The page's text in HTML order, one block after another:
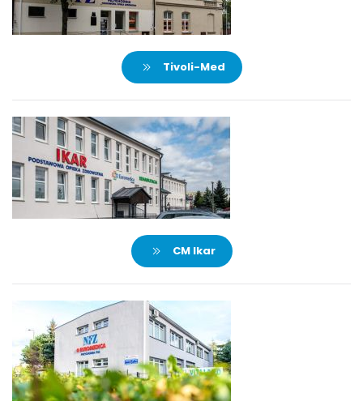
Tivoli-Med
CM Ikar